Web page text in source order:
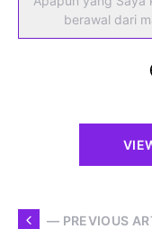
berawal dari
— PREVIOUS